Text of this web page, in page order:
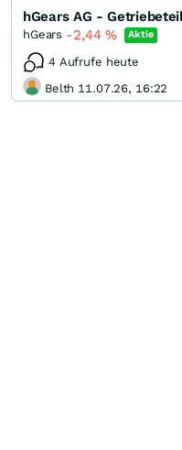
hGears -2,44% Aktie
4 Aufrufe heute
Belth 11.07.26, 16:22